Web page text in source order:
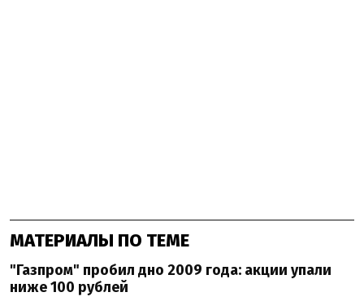
МАТЕРИАЛЫ ПО ТЕМЕ
"Газпром" пробил дно 2009 года: акции упали
ниже 100 рублей